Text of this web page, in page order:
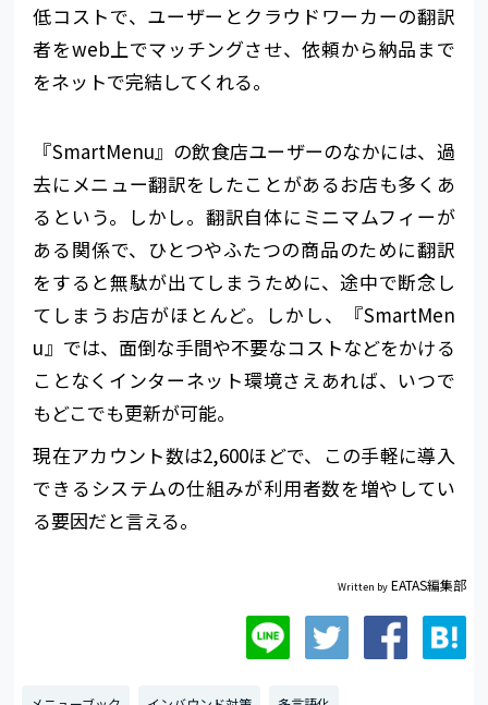
低コストで、ユーザーとクラウドワーカーの翻訳
者をweb上でマッチングさせ、依頼から納品まで
をネットで完結してくれる。
『SmartMenu』の飲食店ユーザーのなかには、過
去にメニュー翻訳をしたことがあるお店も多くあ
るという。しかし。翻訳自体にミニマムフィーが
ある関係で、ひとつやふたつの商品のために翻訳
をすると無駄が出てしまうために、途中で断念し
てしまうお店がほとんど。しかし、『SmartMen
u』では、面倒な手間や不要なコストなどをかける
ことなくインターネット環境さえあれば、いつで
もどこでも更新が可能。
現在アカウント数は2,600ほどで、この手軽に導入
できるシステムの仕組みが利用者数を増やしてい
る要因だと言える。
Written byEATAS編集部